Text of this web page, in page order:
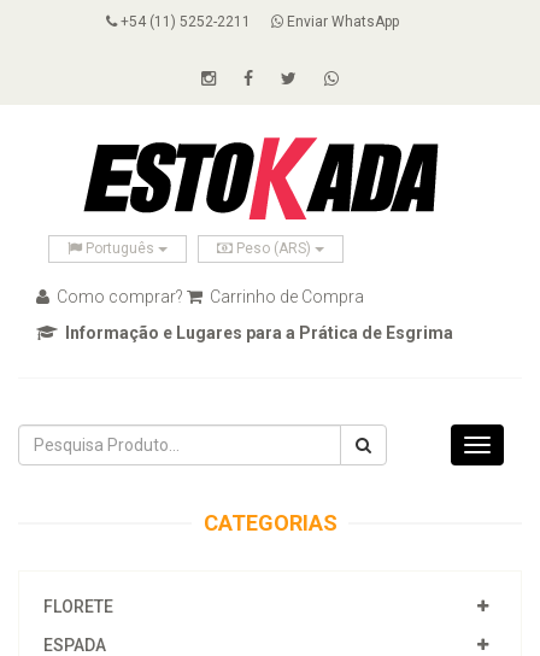
+54 (11) 5252-2211 Enviar WhatsApp
Português Peso (ARS)
Como comprar?
Carrinho de Compra
Informação e Lugares para a Prática de Esgrima
Toggle
CATEGORIAS
FLORETE
ESPADA